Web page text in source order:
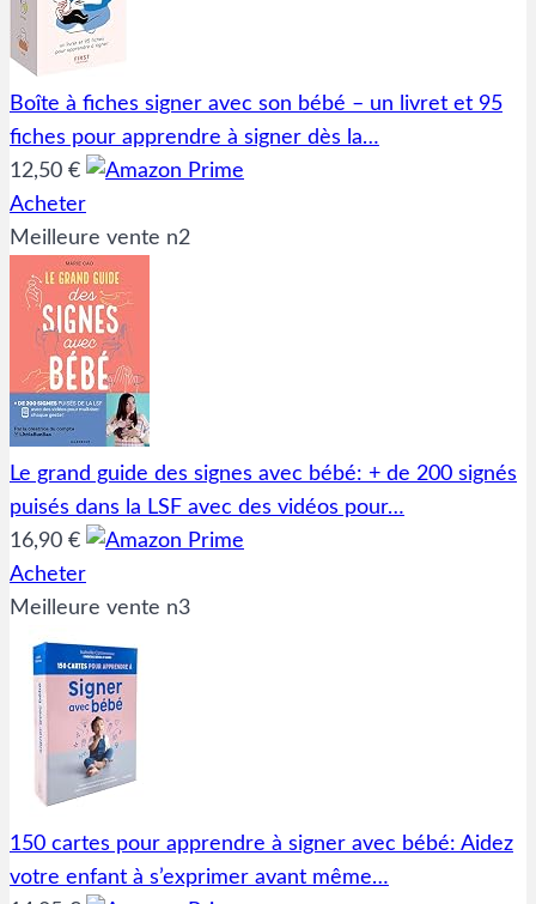
Boîte à fiches signer avec son bébé – un livret et 95
fiches pour apprendre à signer dès la…
12,50 €
Acheter
Meilleure vente n2
Le grand guide des signes avec bébé: + de 200 signés
puisés dans la LSF avec des vidéos pour…
16,90 €
Acheter
Meilleure vente n3
150 cartes pour apprendre à signer avec bébé: Aidez
votre enfant à s’exprimer avant même…